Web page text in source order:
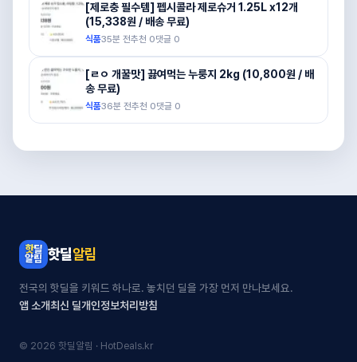
[제로충 필수템] 펩시콜라 제로슈거 1.25L x12개
(15,338원 / 배송 무료)
식품35분 전추천 0댓글 0
[ㄹㅇ 개꿀맛] 끓여먹는 누룽지 2kg (10,800원 / 배
송 무료)
식품36분 전추천 0댓글 0
핫딜알림
전국의 핫딜을 키워드 하나로. 놓치던 딜을 가장 먼저 만나보세요.
앱 소개최신 딜개인정보처리방침
© 2026 핫딜알림 · HotDeals.kr